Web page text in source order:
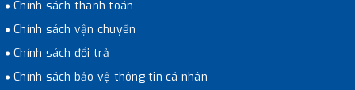
Chính sách thanh toán
Chính sách vận chuyển
Chính sách đổi trả
Chính sách bảo vệ thông tin cá nhân